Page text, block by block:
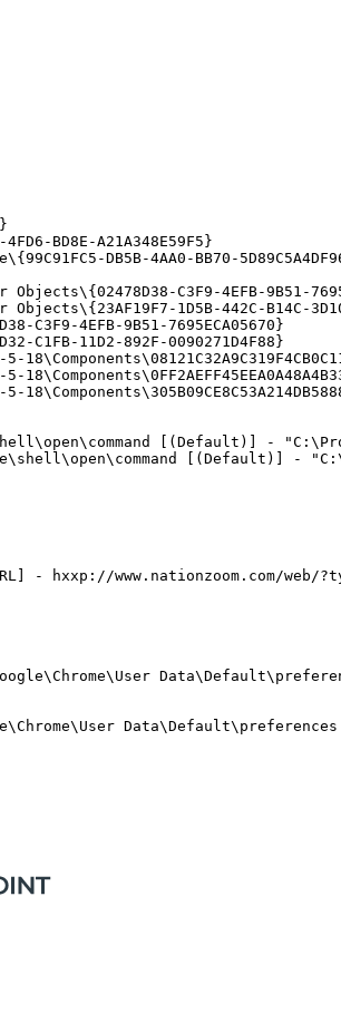
BD8E-A21A348E59F5}
DB5B-4AA0-BB70-
C3F9-4EFB-9B51-
1D5B-442C-B14C-
C3F9-4EFB-9B51-7695ECA05670}
C1FB-11D2-892F-0090271D4F88}
[(Default)] -
[(Default)] -
www.nationzoom.com/web/
Data\Default\preferences